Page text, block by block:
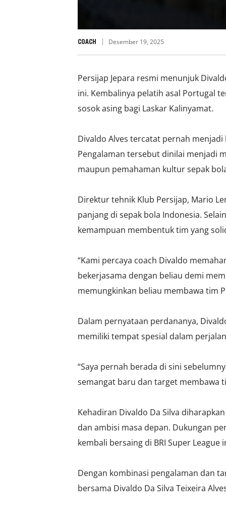
COACH Desember 19, 2025
Persijap Jepara resmi menunjuk
ini. Kembalinya pelatih asal Portugal
sosok asing bagi Laskar Kalinyamat.
Divaldo Alves tercatat pernah
Pengalaman tersebut dinilai menjadi
maupun pemahaman kultur sepak
Direktur tehnik Klub Persijap, Mario
panjang di sepak bola Indonesia.
kemampuan membentuk tim yang
“Kami percaya coach Divaldo
bekerjasama dengan beliau demi
memungkinkan beliau membawa tim
Dalam pernyataan perdananya,
memiliki tempat spesial dalam
“Saya pernah berada di sini
semangat baru dan target membawa
Kehadiran Divaldo Da Silva
dan ambisi masa depan. Dukungan
kembali bersaing di BRI Super League
Dengan kombinasi pengalaman dan
bersama Divaldo Da Silva Teixeira